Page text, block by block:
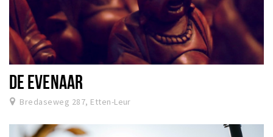
DE EVENAAR
Bredaseweg 287, Etten-Leur